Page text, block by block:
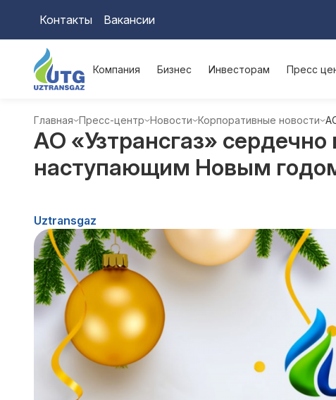
Контакты Вакансии
Компания Бизнес Инвесторам Пресс
Главная Пресс-центр Новости Корпоративные новости
АO «Узтрансгаз»
наступающим Новым
Uztransgaz